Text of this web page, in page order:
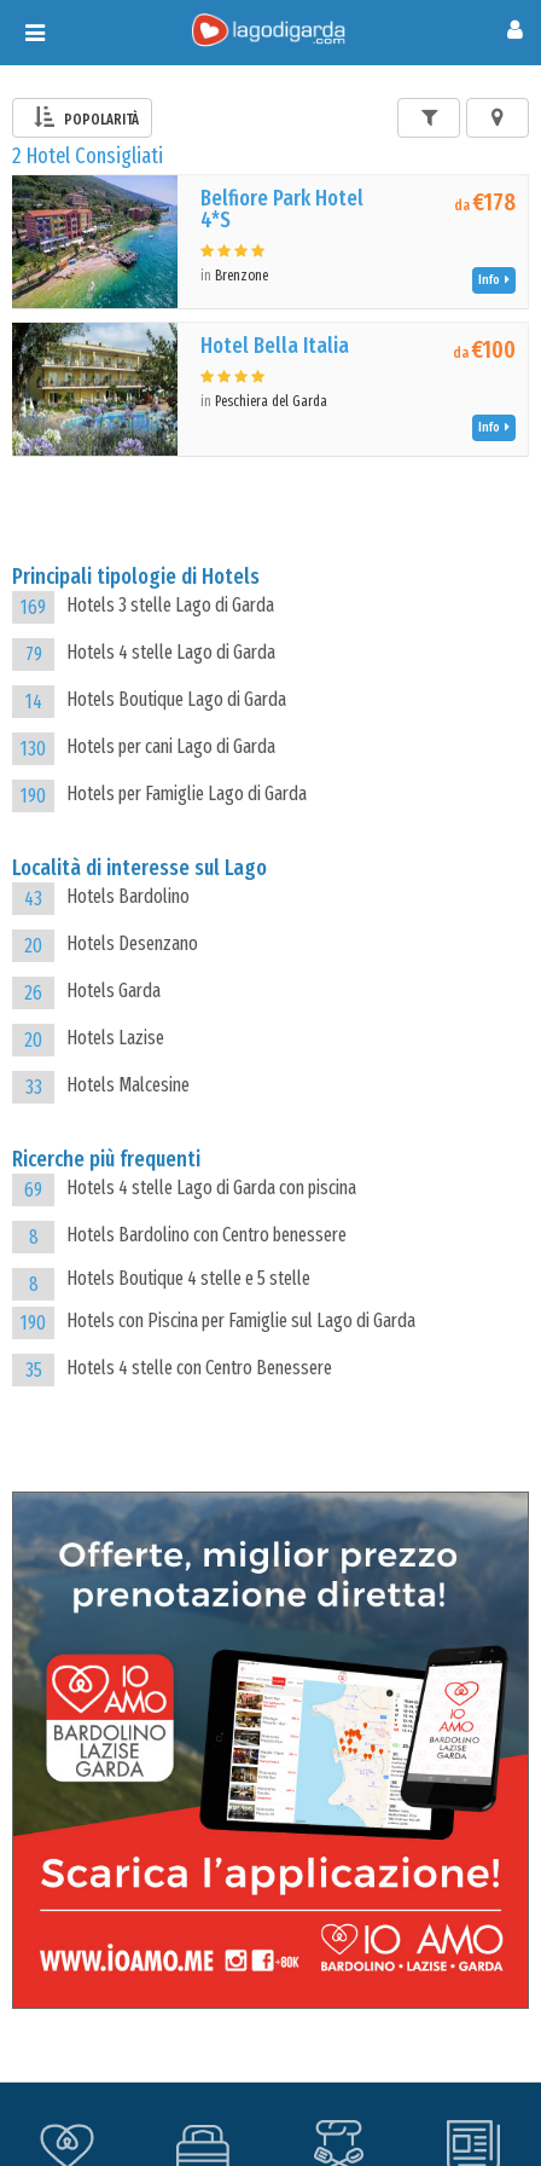
Toggle
navigation
POPOLARITÀ
2 Hotel Consigliati
Belfiore Park Hotel
4*S
in Brenzone
da€178
Info
Hotel Bella Italia
in Peschiera del Garda
da€100
Info
Principali tipologie di Hotels
169 Hotels 3 stelle Lago di Garda
79 Hotels 4 stelle Lago di Garda
14 Hotels Boutique Lago di Garda
130 Hotels per cani Lago di Garda
190 Hotels per Famiglie Lago di Garda
Località di interesse sul Lago
43 Hotels Bardolino
20 Hotels Desenzano
26 Hotels Garda
20 Hotels Lazise
33 Hotels Malcesine
Ricerche più frequenti
69 Hotels 4 stelle Lago di Garda con piscina
8 Hotels Bardolino con Centro benessere
8
Hotels Boutique 4 stelle e 5 stelle
190
Hotels con Piscina per Famiglie sul Lago di Garda
35 Hotels 4 stelle con Centro Benessere